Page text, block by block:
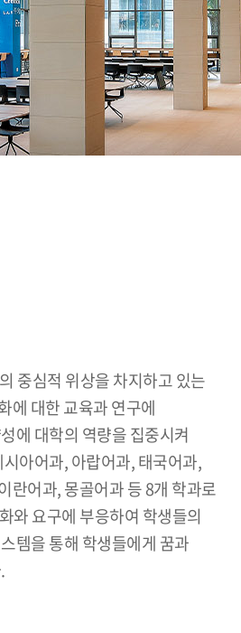
중심적 위상을 차지하고 있는
에 대한 교육과 연구에
에 대학의 역량을 집중시켜
아어과, 아랍어과, 태국어과,
란어과, 몽골어과 등 8개 학과로
와 요구에 부응하여 학생들의
템을 통해 학생들에게 꿈과